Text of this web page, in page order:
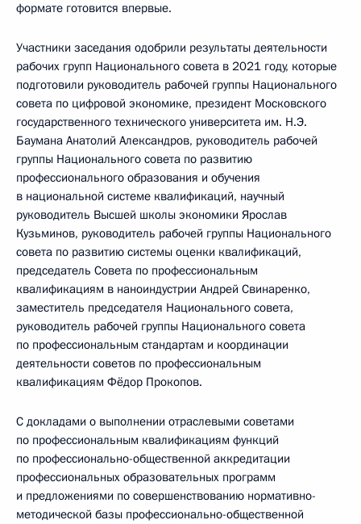
формате готовится впервые.
Участники заседания одобрили результаты деятельности
рабочих групп Национального совета в 2021 году, которые
подготовили руководитель рабочей группы Национального
совета по цифровой экономике, президент Московского
государственного технического университета им. Н.Э.
Баумана Анатолий Александров, руководитель рабочей
группы Национального совета по развитию
профессионального образования и обучения
в национальной системе квалификаций, научный
руководитель Высшей школы экономики Ярослав
Кузьминов, руководитель рабочей группы Национального
совета по развитию системы оценки квалификаций,
председатель Совета по профессиональным
квалификациям в наноиндустрии Андрей Свинаренко,
заместитель председателя Национального совета,
руководитель рабочей группы Национального совета
по профессиональным стандартам и координации
деятельности советов по профессиональным
квалификациям Фёдор Прокопов.
С докладами о выполнении отраслевыми советами
по профессиональным квалификациям функций
по профессионально-общественной аккредитации
профессиональных образовательных программ
и предложениями по совершенствованию нормативно-
методической базы профессионально-общественной